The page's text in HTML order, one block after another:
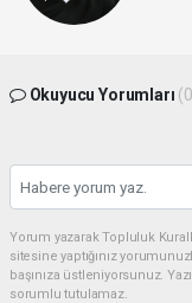
Okuyucu Yorumları
Yorum yazarak Topluluk
sitesine yaptığınız
başınıza üstleniyorsunuz.
sorumlu tutulamaz.